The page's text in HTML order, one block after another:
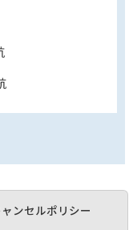
ンセルポリシー